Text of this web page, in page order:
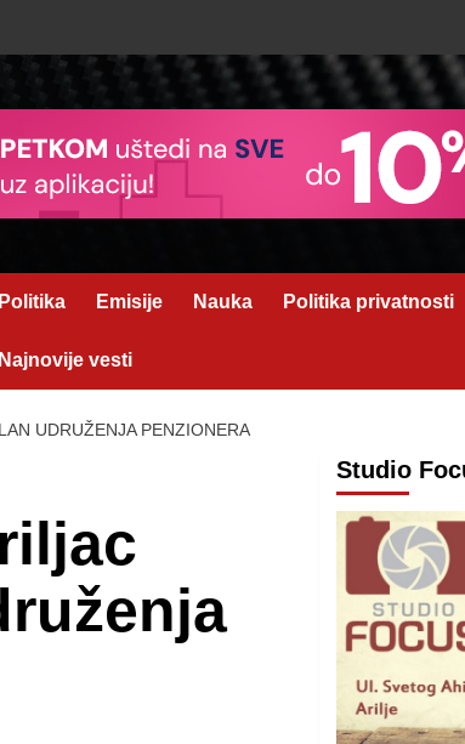
Politika Emisije Nauka Politika privatnosti
Najnovije vesti
UDRUŽENJA PENZIONERA
Studio